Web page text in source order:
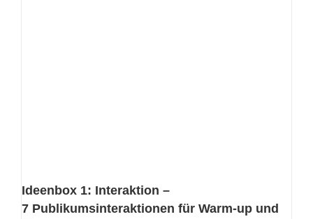
Ideenbox 1: Interaktion –
7 Publikumsinteraktionen für Warm-up und